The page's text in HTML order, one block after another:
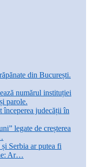
din București.
numărul instituției
parole.
începerea judecății în
legate de creșterea
Serbia ar putea fi
Ar…